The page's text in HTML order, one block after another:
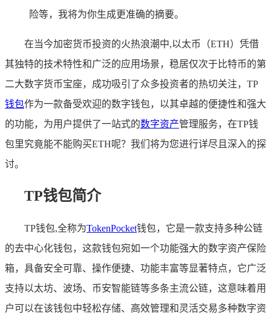
险等，我将为你生成更准确的摘要。
在当今加密货币投资的火热浪潮中,以太币（ETH）凭借
其独特的技术特性和广泛的应用场景，稳居仅次于比特币的第
二大数字货币宝座，成功吸引了众多投资者的热切关注，TP
钱包作为一款备受欢迎的数字钱包，以其卓越的便捷性和强大
的功能，为用户提供了一站式的数字资产管理服务，在TP钱
包里究竟能不能购买ETH呢？我们将为您进行详尽且深入的探
讨。
TP钱包简介
TP钱包,全称为TokenPocket钱包，它是一款支持多种公链
的去中心化钱包，这款钱包宛如一个功能强大的数字资产保险
箱，具备安全可靠、操作便捷、功能丰富等显著特点，它广泛
支持以太坊、波场、币安智能链等多条主流公链，这意味着用
户可以在该钱包中轻松存储、高效管理和灵活交易多种数字资